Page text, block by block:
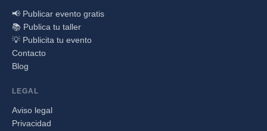
📢 Publicar evento gratis
📚 Publica tu taller
💡 Publicita tu evento
Contacto
Blog
LEGAL
Aviso legal
Privacidad